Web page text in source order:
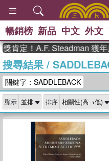
熱
、
獎
登
偉
暢銷榜 新品 中文 外文
A.F. Steadman 獲年度作
搜尋結果/
關鍵字：SADDLEBACK
顯示 排序